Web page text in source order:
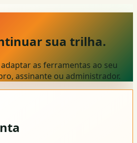
sua trilha.
as ferramentas ao seu
assinante ou administrador.